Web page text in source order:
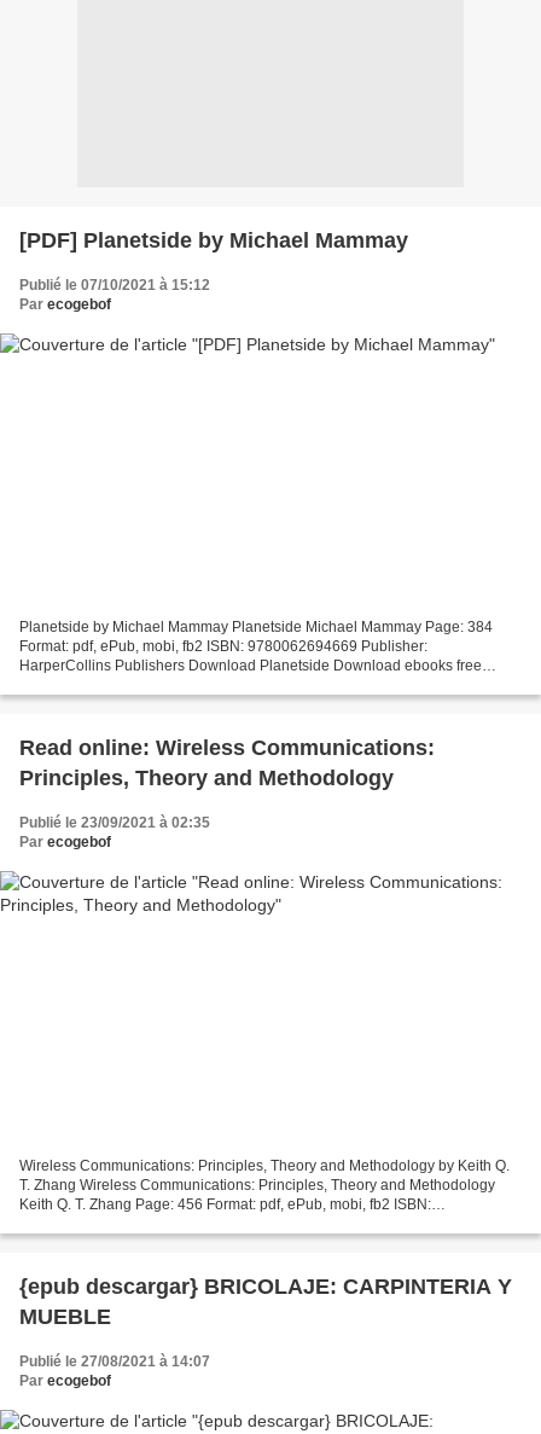
[PDF] Planetside by Michael Mammay
Publié le 07/10/2021 à 15:12
Par ecogebof
Planetside by Michael Mammay Planetside Michael Mammay Page: 384
Format: pdf, ePub, mobi, fb2 ISBN: 9780062694669 Publisher:
HarperCollins Publishers Download Planetside Download ebooks free
Read online: Wireless Communications:
Principles, Theory and Methodology
Publié le 23/09/2021 à 02:35
Par ecogebof
Wireless Communications: Principles, Theory and Methodology by Keith Q.
T. Zhang Wireless Communications: Principles, Theory and Methodology
Keith Q. T. Zhang Page: 456 Format: pdf, ePub, mobi, fb2 ISBN:
{epub descargar} BRICOLAJE: CARPINTERIA Y
MUEBLE
Publié le 27/08/2021 à 14:07
Par ecogebof